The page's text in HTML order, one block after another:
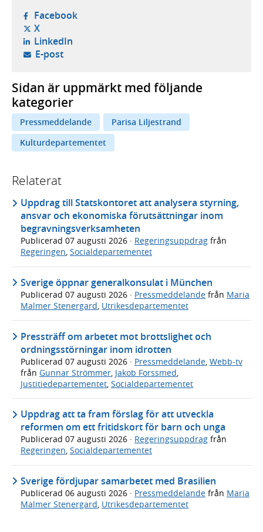
Facebook- öppnas i ny flik, extern webbplats,
X- öppnas i ny flik, extern webbplats,
LinkedIn- öppnas i ny flik, extern webbplats,
E-post- öppnar din e-postklient,
Sidan är uppmärkt med följande
kategorier
Pressmeddelande
Parisa Liljestrand
Kulturdepartementet
Relaterat
Uppdrag till Statskontoret att analysera styrning,
ansvar och ekonomiska förutsättningar inom
begravningsverksamheten
Publicerad 07 augusti 2026 · Regeringsuppdrag från
Regeringen, Socialdepartementet
Sverige öppnar generalkonsulat i München
Publicerad 07 augusti 2026 · Pressmeddelande från Maria
Malmer Stenergard, Utrikesdepartementet
Pressträff om arbetet mot brottslighet och
ordningsstörningar inom idrotten
Publicerad 07 augusti 2026 · Pressmeddelande Webb-tv
från Gunnar Strömmer Jakob Forssmed
Justitiedepartementet Socialdepartementet
Uppdrag att ta fram förslag för att utveckla
reformen om ett fritidskort för barn och unga
Publicerad 07 augusti 2026 · Regeringsuppdrag från
Regeringen, Socialdepartementet
Sverige fördjupar samarbetet med Brasilien
Publicerad 06 augusti 2026 · Pressmeddelande från Maria
Malmer Stenergard, Utrikesdepartementet